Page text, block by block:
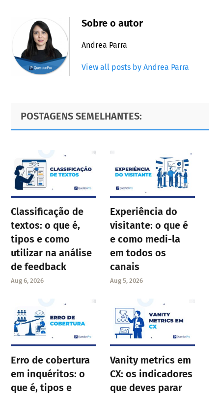
Sobre o autor
Andrea Parra
View all posts by Andrea Parra
Primary
Sidebar
Footer
POSTAGENS SEMELHANTES:
Classificação de
textos: o que é,
tipos e como
utilizar na análise
de feedback
Aug 6, 2026
Experiência do
visitante: o que é
e como medi-la
em todos os
canais
Aug 5, 2026
Erro de cobertura
em inquéritos: o
que é, tipos e
Vanity metrics em
CX: os indicadores
que deves parar